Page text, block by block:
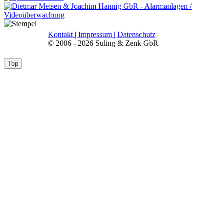
Kontakt | Impressum | Datenschutz
© 2006 - 2026 Suling & Zenk GbR
Top